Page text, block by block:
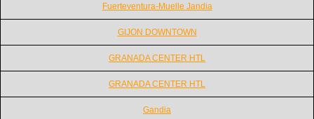
Fuerteventura-Muelle Jandia
GIJON DOWNTOWN
GRANADA CENTER HTL
GRANADA CENTER HTL
Gandia